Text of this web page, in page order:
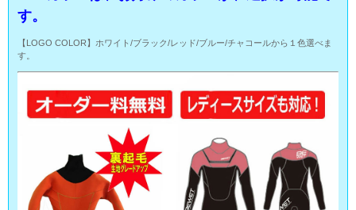
す。
【LOGO COLOR】ホワイト/ブラック/レッド/ブルー/チャコールから１色選べま
す。